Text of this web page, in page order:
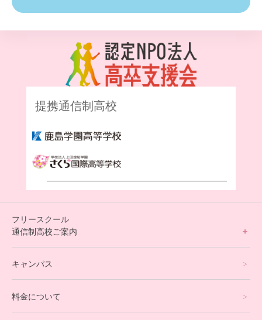
提携通信制高校
フリースクール
通信制高校ご案内
オンラインコース
キャンパス
料金について